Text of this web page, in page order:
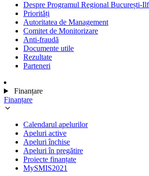
Despre Programul Regional București-
Priorități
Autoritatea de Management
Comitet de Monitorizare
Anti-fraudă
Documente utile
Rezultate
Parteneri
Finanțare
Finanțare
Calendarul apelurilor
Apeluri active
Apeluri închise
Apeluri în pregătire
Proiecte finanțate
MySMIS2021